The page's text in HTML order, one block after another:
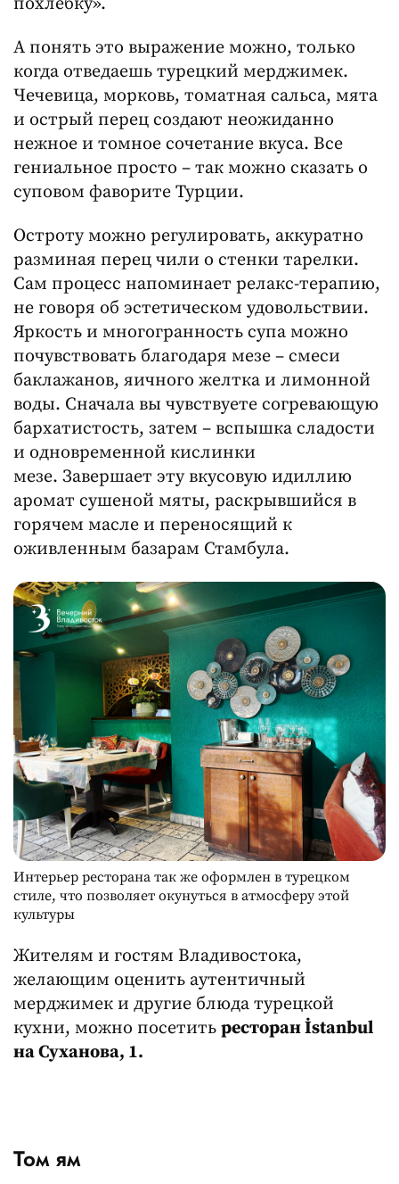
А понять это выражение можно, только
когда отведаешь турецкий мерджимек.
Чечевица, морковь, томатная сальса, мята
и острый перец создают неожиданно
нежное и томное сочетание вкуса. Все
гениальное просто – так можно сказать о
суповом фаворите Турции.
Остроту можно регулировать, аккуратно
разминая перец чили о стенки тарелки.
Сам процесс напоминает релакс-терапию,
не говоря об эстетическом удовольствии.
Яркость и многогранность супа можно
почувствовать благодаря мезе – смеси
баклажанов, яичного желтка и лимонной
воды. Сначала вы чувствуете согревающую
бархатистость, затем – вспышка сладости
и одновременной кислинки
мезе. Завершает эту вкусовую идиллию
аромат сушеной мяты, раскрывшийся в
горячем масле и переносящий к
оживленным базарам Стамбула.
Интерьер ресторана так же оформлен в турецком
стиле, что позволяет окунуться в атмосферу этой
культуры
Жителям и гостям Владивостока,
желающим оценить аутентичный
мерджимек и другие блюда турецкой
кухни, можно посетить ресторан İstanbul
на Суханова, 1.
Том ям